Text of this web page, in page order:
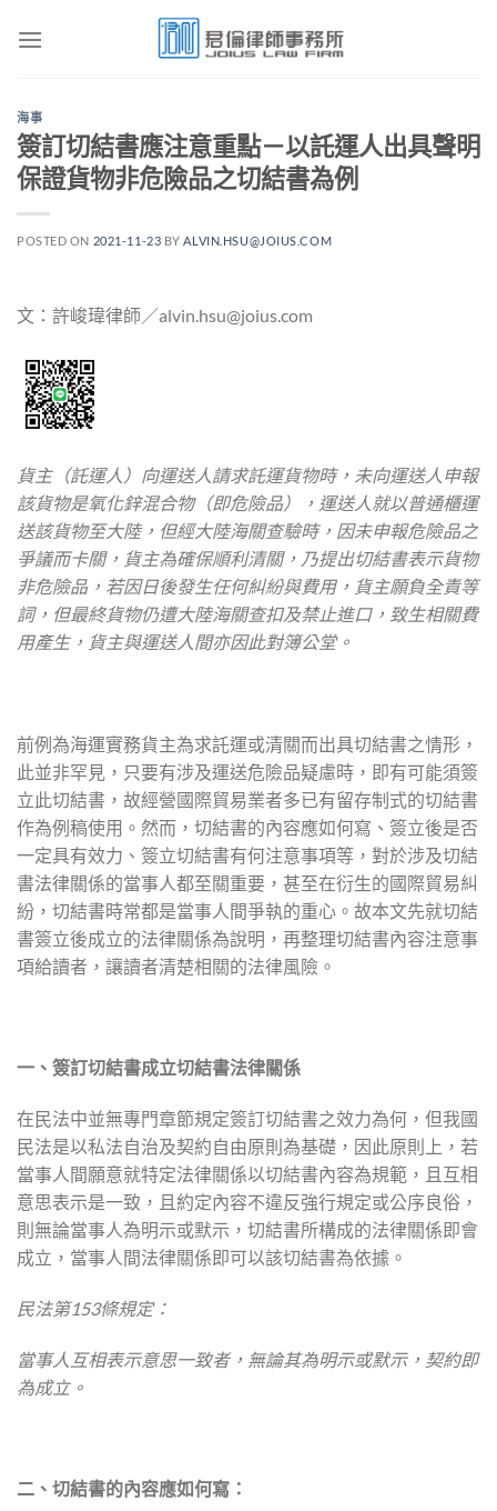
海事
簽訂切結書應注意重點－以託運人出具聲明
保證貨物非危險品之切結書為例
POSTED ON 2021-11-23 BY ALVIN.HSU@JOIUS.COM
文：許峻瑋律師／alvin.hsu@joius.com
貨主（託運人）向運送人請求託運貨物時，未向運送人申報
該貨物是氧化鋅混合物（即危險品），運送人就以普通櫃運
送該貨物至大陸，但經大陸海關查驗時，因未申報危險品之
爭議而卡關，貨主為確保順利清關，乃提出切結書表示貨物
非危險品，若因日後發生任何糾紛與費用，貨主願負全責等
詞，但最終貨物仍遭大陸海關查扣及禁止進口，致生相關費
用產生，貨主與運送人間亦因此對簿公堂。
前例為海運實務貨主為求託運或清關而出具切結書之情形，
此並非罕見，只要有涉及運送危險品疑慮時，即有可能須簽
立此切結書，故經營國際貿易業者多已有留存制式的切結書
作為例稿使用。然而，切結書的內容應如何寫、簽立後是否
一定具有效力、簽立切結書有何注意事項等，對於涉及切結
書法律關係的當事人都至關重要，甚至在衍生的國際貿易糾
紛，切結書時常都是當事人間爭執的重心。故本文先就切結
書簽立後成立的法律關係為說明，再整理切結書內容注意事
項給讀者，讓讀者清楚相關的法律風險。
一、簽訂切結書成立切結書法律關係
在民法中並無專門章節規定簽訂切結書之效力為何，但我國
民法是以私法自治及契約自由原則為基礎，因此原則上，若
當事人間願意就特定法律關係以切結書內容為規範，且互相
意思表示是一致，且約定內容不違反強行規定或公序良俗，
則無論當事人為明示或默示，切結書所構成的法律關係即會
成立，當事人間法律關係即可以該切結書為依據。
民法第153條規定：
當事人互相表示意思一致者，無論其為明示或默示，契約即
為成立。
二、切結書的內容應如何寫：